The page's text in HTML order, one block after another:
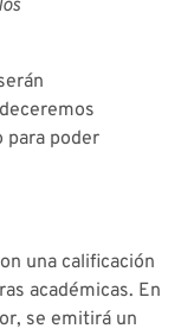
para poder
una calificación
académicas. En
se emitirá un